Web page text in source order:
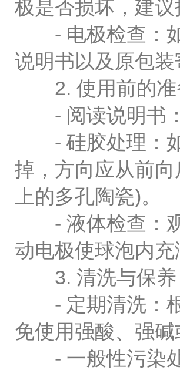
极是否损坏，建
- 电极检查：如
说明书以及原包
2. 使用前的准
- 阅读说明书：
- 硅胶处理：如
掉，方向应从前
上的多孔陶瓷)。
- 液体检查：观
动电极使球泡内
3. 清洗与保养
- 定期清洗：根
免使用强酸、强
- 一般性污染处